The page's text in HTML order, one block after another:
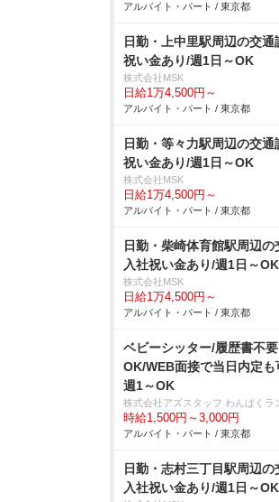
アルバイト・パート / 東京都
日勤・上中里駅周辺の交
祝い金あり/週1日～OK
株式会社MSK
日給1万4,500円～
アルバイト・パート / 東京都
日勤・等々力駅周辺の交
祝い金あり/週1日～OK
株式会社MSK
日給1万4,500円～
アルバイト・パート / 東京都
日勤・柴崎体育館駅周辺
入社祝い金あり/週1日～OK
株式会社MSK
日給1万4,500円～
アルバイト・パート / 東京都
ベビーシッター/履歴書不
OK/WEB面接で当日内定
週1～OK
株式会社アズスタッフ わんぱくラ
時給1,500円～3,000円
アルバイト・パート / 東京都
日勤・志村三丁目駅周辺
入社祝い金あり/週1日～OK